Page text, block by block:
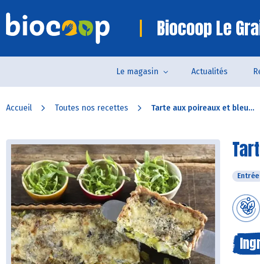
Biocoop Le
Le magasin Actualités
Accueil Toutes nos recettes Tarte aux poireaux et bleu...
Entrée